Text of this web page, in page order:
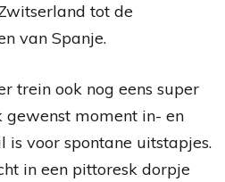
tot de
van Spanje.
trein ook nog eens super
gewenst moment in- en
voor spontane uitstapjes.
in een pittoresk dorpje